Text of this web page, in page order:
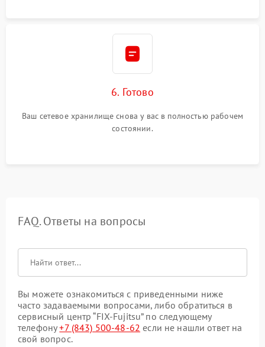
6. Готово
Ваш сетевое хранилище снова у вас в полностью рабочем
состоянии.
FAQ. Ответы на вопросы
Вы можете ознакомиться с приведенными ниже
часто задаваемыми вопросами, либо обратиться в
сервисный центр “FIX-Fujitsu” по следующему
телефону+7 (843) 500-48-62 если не нашли ответ на
свой вопрос.